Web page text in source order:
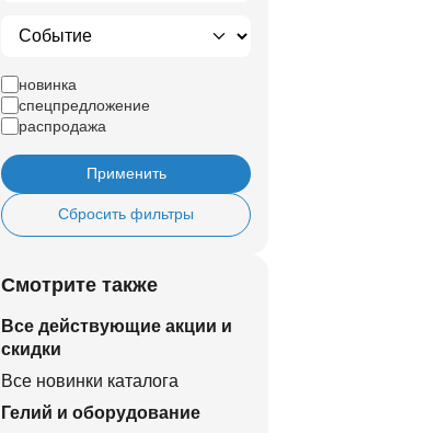
новинка
спецпредложение
распродажа
Применить
Сбросить фильтры
Смотрите также
Все действующие акции и
скидки
Все новинки каталога
Гелий и оборудование